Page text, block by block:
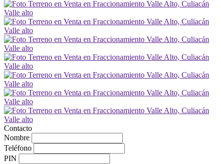
Contacto
Nombre
Teléfono
PIN